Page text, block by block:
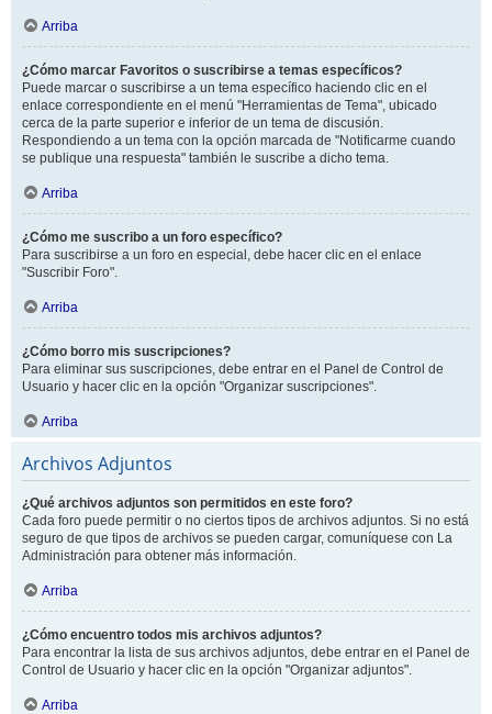
Arriba
¿Cómo marcar Favoritos o suscribirse a temas específicos?
Puede marcar o suscribirse a un tema específico haciendo clic en el
enlace correspondiente en el menú "Herramientas de Tema", ubicado
cerca de la parte superior e inferior de un tema de discusión.
Respondiendo a un tema con la opción marcada de "Notificarme cuando
se publique una respuesta" también le suscribe a dicho tema.
Arriba
¿Cómo me suscribo a un foro específico?
Para suscribirse a un foro en especial, debe hacer clic en el enlace
"Suscribir Foro".
Arriba
¿Cómo borro mis suscripciones?
Para eliminar sus suscripciones, debe entrar en el Panel de Control de
Usuario y hacer clic en la opción "Organizar suscripciones".
Arriba
Archivos Adjuntos
¿Qué archivos adjuntos son permitidos en este foro?
Cada foro puede permitir o no ciertos tipos de archivos adjuntos. Si no está
seguro de que tipos de archivos se pueden cargar, comuníquese con La
Administración para obtener más información.
Arriba
¿Cómo encuentro todos mis archivos adjuntos?
Para encontrar la lista de sus archivos adjuntos, debe entrar en el Panel de
Control de Usuario y hacer clic en la opción "Organizar adjuntos".
Arriba